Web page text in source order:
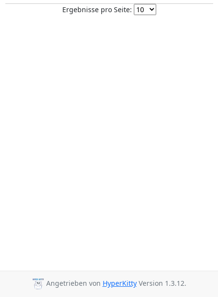
Ergebnisse pro Seite:
Angetrieben von HyperKittyVersion 1.3.12.